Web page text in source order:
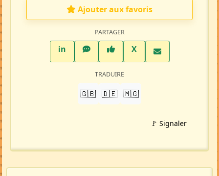
Ajouter aux favoris
PARTAGER
inLinkedInWhatsAppFacebook
XTwitter X
TRADUIRE
🇬🇧 🇩🇪 🇲🇬
🚩 Signaler